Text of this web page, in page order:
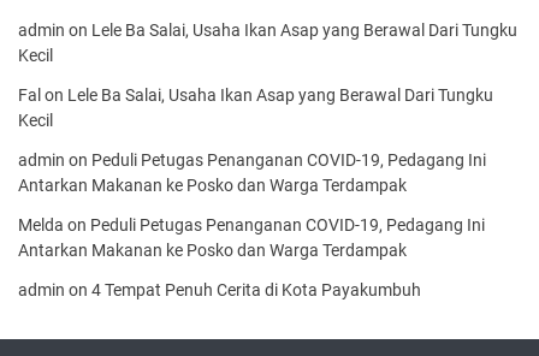
admin on Lele Ba Salai, Usaha Ikan Asap yang Berawal Dari Tungku
Kecil
Fal on Lele Ba Salai, Usaha Ikan Asap yang Berawal Dari Tungku
Kecil
admin on Peduli Petugas Penanganan COVID-19, Pedagang Ini
Antarkan Makanan ke Posko dan Warga Terdampak
Melda on Peduli Petugas Penanganan COVID-19, Pedagang Ini
Antarkan Makanan ke Posko dan Warga Terdampak
admin on 4 Tempat Penuh Cerita di Kota Payakumbuh